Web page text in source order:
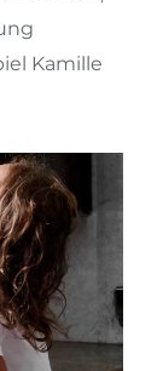
Kamille